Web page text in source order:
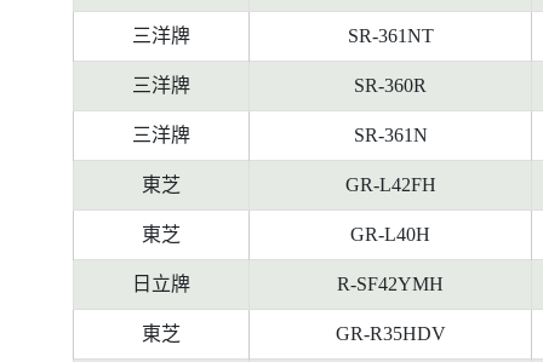
源
三洋牌 SR-361NT
三洋牌 SR-360R
三洋牌 SR-361N
東芝 GR-L42FH
東芝 GR-L40H
日立牌 R-SF42YMH
東芝 GR-R35HDV